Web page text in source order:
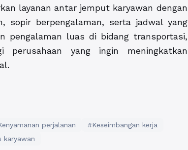
layanan antar jemput karyawan dengan
sopir berpengalaman, serta jadwal yang
pengalaman luas di bidang transportasi,
yang ingin meningkatkan
perjalanan
#Keseimbangan kerja
karyawan